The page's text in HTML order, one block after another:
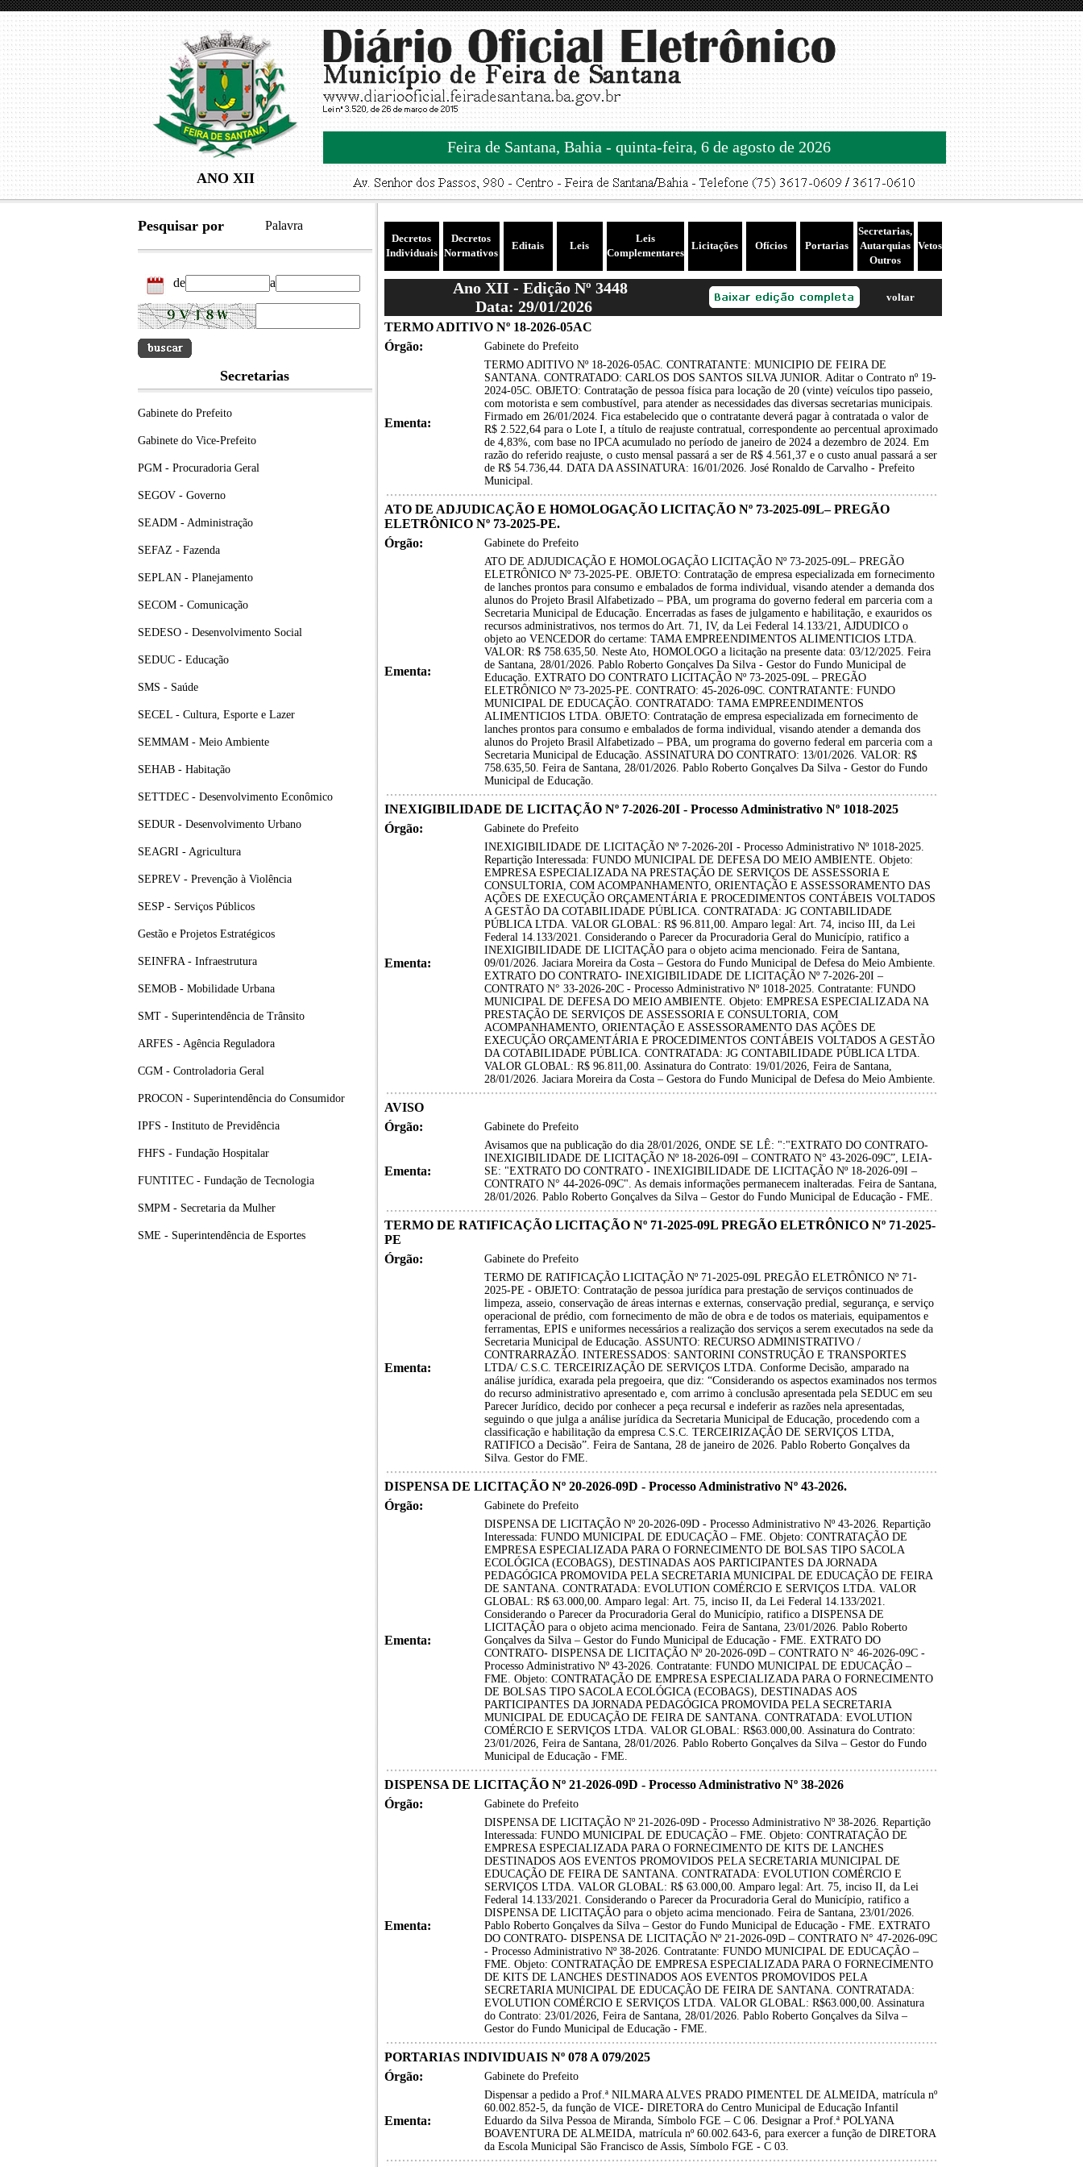
ANO XII
Feira de Santana, Bahia - quinta-feira, 6 de agosto de 2026
Pesquisar por Palavra
de a
Secretarias
Gabinete do Prefeito
Gabinete do Vice-Prefeito
PGM - Procuradoria Geral
SEGOV - Governo
SEADM - Administração
SEFAZ - Fazenda
SEPLAN - Planejamento
SECOM - Comunicação
SEDESO - Desenvolvimento Social
SEDUC - Educação
SMS - Saúde
SECEL - Cultura, Esporte e Lazer
SEMMAM - Meio Ambiente
SEHAB - Habitação
SETTDEC - Desenvolvimento Econômico
SEDUR - Desenvolvimento Urbano
SEAGRI - Agricultura
SEPREV - Prevenção à Violência
SESP - Serviços Públicos
Gestão e Projetos Estratégicos
SEINFRA - Infraestrutura
SEMOB - Mobilidade Urbana
SMT - Superintendência de Trânsito
ARFES - Agência Reguladora
CGM - Controladoria Geral
PROCON - Superintendência do Consumidor
IPFS - Instituto de Previdência
FHFS - Fundação Hospitalar
FUNTITEC - Fundação de Tecnologia
SMPM - Secretaria da Mulher
SME - Superintendência de Esportes
Decretos
Individuais
Decretos
Normativos
Editais Leis
Leis
Complementares
Licitações Ofícios Portarias
Secretarias,
Autarquias
Outros
Vetos
Ano XII - Edição Nº 3448
Data: 29/01/2026
voltar
TERMO ADITIVO Nº 18-2026-05AC
Órgão:
Gabinete do Prefeito
Ementa:
TERMO ADITIVO Nº 18-2026-05AC. CONTRATANTE: MUNICIPIO DE FEIRA DE
SANTANA. CONTRATADO: CARLOS DOS SANTOS SILVA JUNIOR. Aditar o Contrato nº 19-
2024-05C. OBJETO: Contratação de pessoa física para locação de 20 (vinte) veículos tipo passeio,
com motorista e sem combustível, para atender as necessidades das diversas secretarias municipais.
Firmado em 26/01/2024. Fica estabelecido que o contratante deverá pagar à contratada o valor de
R$ 2.522,64 para o Lote I, a título de reajuste contratual, correspondente ao percentual aproximado
de 4,83%, com base no IPCA acumulado no período de janeiro de 2024 a dezembro de 2024. Em
razão do referido reajuste, o custo mensal passará a ser de R$ 4.561,37 e o custo anual passará a ser
de R$ 54.736,44. DATA DA ASSINATURA: 16/01/2026. José Ronaldo de Carvalho - Prefeito
Municipal.
ATO DE ADJUDICAÇÃO E HOMOLOGAÇÃO LICITAÇÃO Nº 73-2025-09L– PREGÃO
ELETRÔNICO Nº 73-2025-PE.
Órgão:
Gabinete do Prefeito
Ementa:
ATO DE ADJUDICAÇÃO E HOMOLOGAÇÃO LICITAÇÃO Nº 73-2025-09L– PREGÃO
ELETRÔNICO Nº 73-2025-PE. OBJETO: Contratação de empresa especializada em fornecimento
de lanches prontos para consumo e embalados de forma individual, visando atender a demanda dos
alunos do Projeto Brasil Alfabetizado – PBA, um programa do governo federal em parceria com a
Secretaria Municipal de Educação. Encerradas as fases de julgamento e habilitação, e exauridos os
recursos administrativos, nos termos do Art. 71, IV, da Lei Federal 14.133/21, AJDUDICO o
objeto ao VENCEDOR do certame: TAMA EMPREENDIMENTOS ALIMENTICIOS LTDA.
VALOR: R$ 758.635,50. Neste Ato, HOMOLOGO a licitação na presente data: 03/12/2025. Feira
de Santana, 28/01/2026. Pablo Roberto Gonçalves Da Silva - Gestor do Fundo Municipal de
Educação. EXTRATO DO CONTRATO LICITAÇÃO Nº 73-2025-09L – PREGÃO
ELETRÔNICO Nº 73-2025-PE. CONTRATO: 45-2026-09C. CONTRATANTE: FUNDO
MUNICIPAL DE EDUCAÇÃO. CONTRATADO: TAMA EMPREENDIMENTOS
ALIMENTICIOS LTDA. OBJETO: Contratação de empresa especializada em fornecimento de
lanches prontos para consumo e embalados de forma individual, visando atender a demanda dos
alunos do Projeto Brasil Alfabetizado – PBA, um programa do governo federal em parceria com a
Secretaria Municipal de Educação. ASSINATURA DO CONTRATO: 13/01/2026. VALOR: R$
758.635,50. Feira de Santana, 28/01/2026. Pablo Roberto Gonçalves Da Silva - Gestor do Fundo
Municipal de Educação.
INEXIGIBILIDADE DE LICITAÇÃO Nº 7-2026-20I - Processo Administrativo Nº 1018-2025
Órgão:
Gabinete do Prefeito
Ementa:
INEXIGIBILIDADE DE LICITAÇÃO Nº 7-2026-20I - Processo Administrativo Nº 1018-2025.
Repartição Interessada: FUNDO MUNICIPAL DE DEFESA DO MEIO AMBIENTE. Objeto:
EMPRESA ESPECIALIZADA NA PRESTAÇÃO DE SERVIÇOS DE ASSESSORIA E
CONSULTORIA, COM ACOMPANHAMENTO, ORIENTAÇÃO E ASSESSORAMENTO DAS
AÇÕES DE EXECUÇÃO ORÇAMENTÁRIA E PROCEDIMENTOS CONTÁBEIS VOLTADOS
A GESTÃO DA COTABILIDADE PÚBLICA. CONTRATADA: JG CONTABILIDADE
PÚBLICA LTDA. VALOR GLOBAL: R$ 96.811,00. Amparo legal: Art. 74, inciso III, da Lei
Federal 14.133/2021. Considerando o Parecer da Procuradoria Geral do Município, ratifico a
INEXIGIBILIDADE DE LICITAÇÃO para o objeto acima mencionado. Feira de Santana,
09/01/2026. Jaciara Moreira da Costa – Gestora do Fundo Municipal de Defesa do Meio Ambiente.
EXTRATO DO CONTRATO- INEXIGIBILIDADE DE LICITAÇÃO Nº 7-2026-20I –
CONTRATO N° 33-2026-20C - Processo Administrativo Nº 1018-2025. Contratante: FUNDO
MUNICIPAL DE DEFESA DO MEIO AMBIENTE. Objeto: EMPRESA ESPECIALIZADA NA
PRESTAÇÃO DE SERVIÇOS DE ASSESSORIA E CONSULTORIA, COM
ACOMPANHAMENTO, ORIENTAÇÃO E ASSESSORAMENTO DAS AÇÕES DE
EXECUÇÃO ORÇAMENTÁRIA E PROCEDIMENTOS CONTÁBEIS VOLTADOS A GESTÃO
DA COTABILIDADE PÚBLICA. CONTRATADA: JG CONTABILIDADE PÚBLICA LTDA.
VALOR GLOBAL: R$ 96.811,00. Assinatura do Contrato: 19/01/2026, Feira de Santana,
28/01/2026. Jaciara Moreira da Costa – Gestora do Fundo Municipal de Defesa do Meio Ambiente.
AVISO
Órgão:
Gabinete do Prefeito
Ementa:
Avisamos que na publicação do dia 28/01/2026, ONDE SE LÊ: ":"EXTRATO DO CONTRATO-
INEXIGIBILIDADE DE LICITAÇÃO Nº 18-2026-09I – CONTRATO N° 43-2026-09C”, LEIA-
SE: "EXTRATO DO CONTRATO - INEXIGIBILIDADE DE LICITAÇÃO Nº 18-2026-09I –
CONTRATO N° 44-2026-09C". As demais informações permanecem inalteradas. Feira de Santana,
28/01/2026. Pablo Roberto Gonçalves da Silva – Gestor do Fundo Municipal de Educação - FME.
TERMO DE RATIFICAÇÃO LICITAÇÃO Nº 71-2025-09L PREGÃO ELETRÔNICO Nº 71-2025-
PE
Órgão:
Gabinete do Prefeito
Ementa:
TERMO DE RATIFICAÇÃO LICITAÇÃO Nº 71-2025-09L PREGÃO ELETRÔNICO Nº 71-
2025-PE - OBJETO: Contratação de pessoa jurídica para prestação de serviços continuados de
limpeza, asseio, conservação de áreas internas e externas, conservação predial, segurança, e serviço
operacional de prédio, com fornecimento de mão de obra e de todos os materiais, equipamentos e
ferramentas, EPIS e uniformes necessários a realização dos serviços a serem executados na sede da
Secretaria Municipal de Educação. ASSUNTO: RECURSO ADMINISTRATIVO /
CONTRARRAZÃO. INTERESSADOS: SANTORINI CONSTRUÇÃO E TRANSPORTES
LTDA/ C.S.C. TERCEIRIZAÇÃO DE SERVIÇOS LTDA. Conforme Decisão, amparado na
análise jurídica, exarada pela pregoeira, que diz: “Considerando os aspectos examinados nos termos
do recurso administrativo apresentado e, com arrimo à conclusão apresentada pela SEDUC em seu
Parecer Jurídico, decido por conhecer a peça recursal e indeferir as razões nela apresentadas,
seguindo o que julga a análise jurídica da Secretaria Municipal de Educação, procedendo com a
classificação e habilitação da empresa C.S.C. TERCEIRIZAÇÃO DE SERVIÇOS LTDA,
RATIFICO a Decisão”. Feira de Santana, 28 de janeiro de 2026. Pablo Roberto Gonçalves da
Silva. Gestor do FME.
DISPENSA DE LICITAÇÃO Nº 20-2026-09D - Processo Administrativo Nº 43-2026.
Órgão:
Gabinete do Prefeito
Ementa:
DISPENSA DE LICITAÇÃO Nº 20-2026-09D - Processo Administrativo Nº 43-2026. Repartição
Interessada: FUNDO MUNICIPAL DE EDUCAÇÃO – FME. Objeto: CONTRATAÇÃO DE
EMPRESA ESPECIALIZADA PARA O FORNECIMENTO DE BOLSAS TIPO SACOLA
ECOLÓGICA (ECOBAGS), DESTINADAS AOS PARTICIPANTES DA JORNADA
PEDAGÓGICA PROMOVIDA PELA SECRETARIA MUNICIPAL DE EDUCAÇÃO DE FEIRA
DE SANTANA. CONTRATADA: EVOLUTION COMÉRCIO E SERVIÇOS LTDA. VALOR
GLOBAL: R$ 63.000,00. Amparo legal: Art. 75, inciso II, da Lei Federal 14.133/2021.
Considerando o Parecer da Procuradoria Geral do Município, ratifico a DISPENSA DE
LICITAÇÃO para o objeto acima mencionado. Feira de Santana, 23/01/2026. Pablo Roberto
Gonçalves da Silva – Gestor do Fundo Municipal de Educação - FME. EXTRATO DO
CONTRATO- DISPENSA DE LICITAÇÃO Nº 20-2026-09D – CONTRATO N° 46-2026-09C -
Processo Administrativo Nº 43-2026. Contratante: FUNDO MUNICIPAL DE EDUCAÇÃO –
FME. Objeto: CONTRATAÇÃO DE EMPRESA ESPECIALIZADA PARA O FORNECIMENTO
DE BOLSAS TIPO SACOLA ECOLÓGICA (ECOBAGS), DESTINADAS AOS
PARTICIPANTES DA JORNADA PEDAGÓGICA PROMOVIDA PELA SECRETARIA
MUNICIPAL DE EDUCAÇÃO DE FEIRA DE SANTANA. CONTRATADA: EVOLUTION
COMÉRCIO E SERVIÇOS LTDA. VALOR GLOBAL: R$63.000,00. Assinatura do Contrato:
23/01/2026, Feira de Santana, 28/01/2026. Pablo Roberto Gonçalves da Silva – Gestor do Fundo
Municipal de Educação - FME.
DISPENSA DE LICITAÇÃO Nº 21-2026-09D - Processo Administrativo Nº 38-2026
Órgão:
Gabinete do Prefeito
Ementa:
DISPENSA DE LICITAÇÃO Nº 21-2026-09D - Processo Administrativo Nº 38-2026. Repartição
Interessada: FUNDO MUNICIPAL DE EDUCAÇÃO – FME. Objeto: CONTRATAÇÃO DE
EMPRESA ESPECIALIZADA PARA O FORNECIMENTO DE KITS DE LANCHES
DESTINADOS AOS EVENTOS PROMOVIDOS PELA SECRETARIA MUNICIPAL DE
EDUCAÇÃO DE FEIRA DE SANTANA. CONTRATADA: EVOLUTION COMÉRCIO E
SERVIÇOS LTDA. VALOR GLOBAL: R$ 63.000,00. Amparo legal: Art. 75, inciso II, da Lei
Federal 14.133/2021. Considerando o Parecer da Procuradoria Geral do Município, ratifico a
DISPENSA DE LICITAÇÃO para o objeto acima mencionado. Feira de Santana, 23/01/2026.
Pablo Roberto Gonçalves da Silva – Gestor do Fundo Municipal de Educação - FME. EXTRATO
DO CONTRATO- DISPENSA DE LICITAÇÃO Nº 21-2026-09D – CONTRATO N° 47-2026-09C
- Processo Administrativo Nº 38-2026. Contratante: FUNDO MUNICIPAL DE EDUCAÇÃO –
FME. Objeto: CONTRATAÇÃO DE EMPRESA ESPECIALIZADA PARA O FORNECIMENTO
DE KITS DE LANCHES DESTINADOS AOS EVENTOS PROMOVIDOS PELA
SECRETARIA MUNICIPAL DE EDUCAÇÃO DE FEIRA DE SANTANA. CONTRATADA:
EVOLUTION COMÉRCIO E SERVIÇOS LTDA. VALOR GLOBAL: R$63.000,00. Assinatura
do Contrato: 23/01/2026, Feira de Santana, 28/01/2026. Pablo Roberto Gonçalves da Silva –
Gestor do Fundo Municipal de Educação - FME.
PORTARIAS INDIVIDUAIS Nº 078 A 079/2025
Órgão:
Gabinete do Prefeito
Ementa:
Dispensar a pedido a Prof.ª NILMARA ALVES PRADO PIMENTEL DE ALMEIDA, matrícula nº
60.002.852-5, da função de VICE- DIRETORA do Centro Municipal de Educação Infantil
Eduardo da Silva Pessoa de Miranda, Símbolo FGE – C 06. Designar a Prof.ª POLYANA
BOAVENTURA DE ALMEIDA, matrícula nº 60.002.643-6, para exercer a função de DIRETORA
da Escola Municipal São Francisco de Assis, Símbolo FGE - C 03.